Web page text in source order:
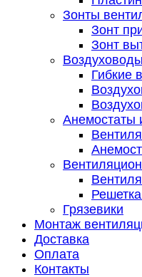
Зонты
Зонт
Зонт
Воздуховоды
Гибкие
Анемостаты
Грязевики
Монтаж
Доставка
Оплата
Контакты